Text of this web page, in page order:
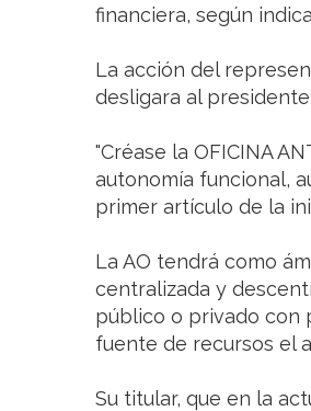
financiera, según
La acción del
desligara al
"Créase la OFICINA
autonomía funcional,
primer artículo de la
La AO tendrá como
centralizada y
público o privado con
fuente de recursos el
Su titular, que en la